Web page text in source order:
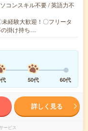
コンスキル不要 / 英語力不
未経験大歓迎！〇フリータ
掛け持ち…
50代 60代
詳しく見る
ービス